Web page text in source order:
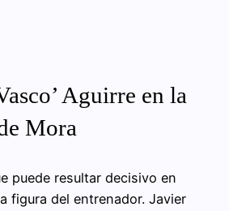
Aguirre en la
Mora
puede resultar decisivo en
figura del entrenador. Javier